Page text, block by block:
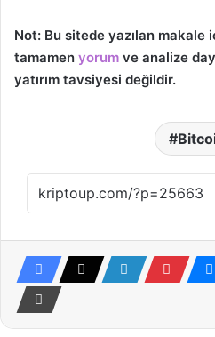
Not: Bu sitede yazılan makale
tamamen yorum ve analize
yatırım tavsiyesi değildir.